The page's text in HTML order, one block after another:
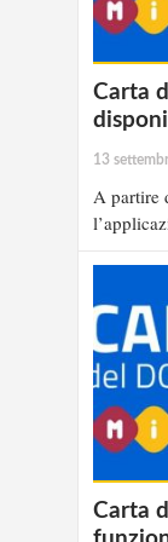
Carta
13
A partire
Carta